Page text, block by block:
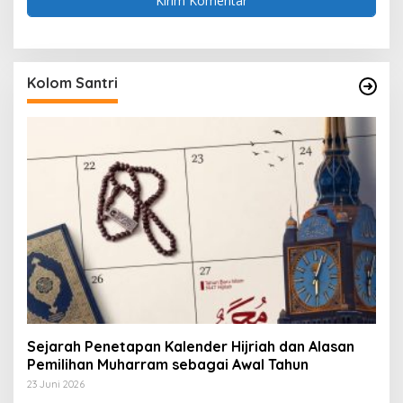
Kolom Santri
Sejarah Penetapan Kalender Hijriah dan Alasan
Pemilihan Muharram sebagai Awal Tahun
23 Juni 2026